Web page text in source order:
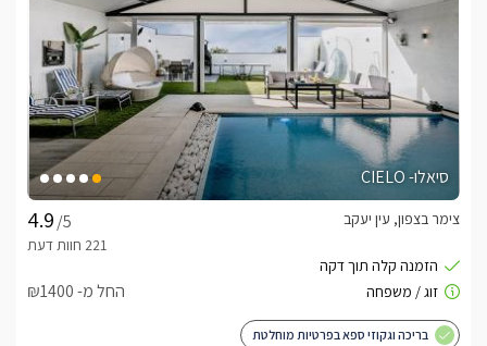
סיאלו- CIELO
/5
צימר בצפון, עין יעקב
החל מ- ₪1400
בריכה וגקוזי ספא בפרטיות מוחלטת